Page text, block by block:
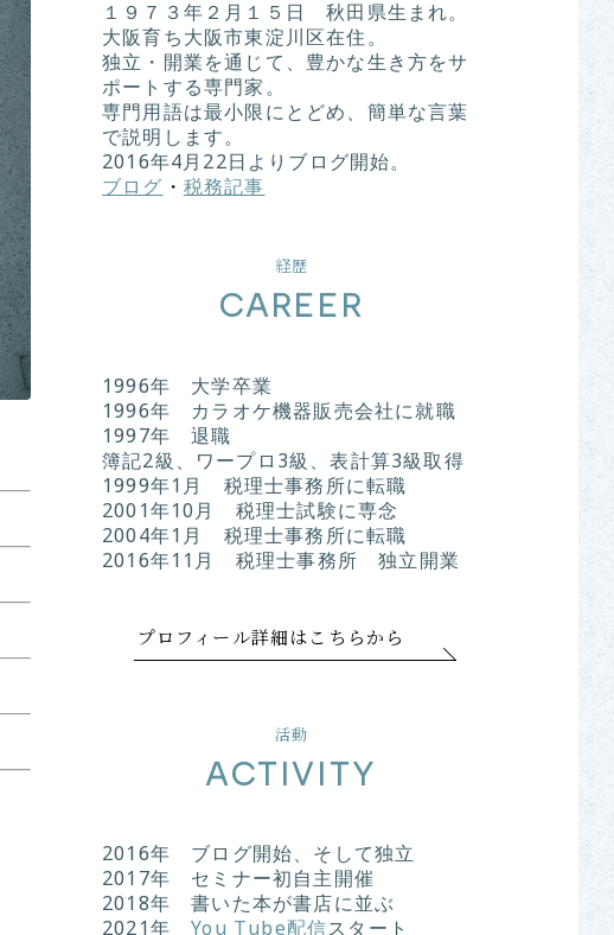
１９７３年２月１５日 秋田県生まれ。
大阪育ち大阪市東淀川区在住。
独立・開業を通じて、豊かな生き方をサ
ポートする専門家。
専門用語は最小限にとどめ、簡単な言葉
で説明します。
2016年4月22日よりブログ開始。
ブログ ・ 税務記事
経歴
CAREER
1996年 大学卒業
1996年 カラオケ機器販売会社に就職
1997年 退職
簿記2級、ワープロ3級、表計算3級取得
1999年1月 税理士事務所に転職
2001年10月 税理士試験に専念
2004年1月 税理士事務所に転職
2016年11月 税理士事務所 独立開業
プロフィール詳細はこちらから
活動
ACTIVITY
2016年 ブログ開始、そして独立
2017年 セミナー初自主開催
2018年 書いた本が書店に並ぶ
2021年You Tube配信スタート